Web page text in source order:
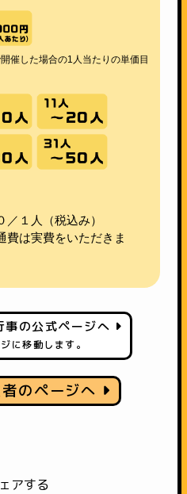
催した場合の1人当たりの単価目
／１人（税込み）
費は実費をいただきま
事の公式ページへ
に移動します。
のページへ
アする